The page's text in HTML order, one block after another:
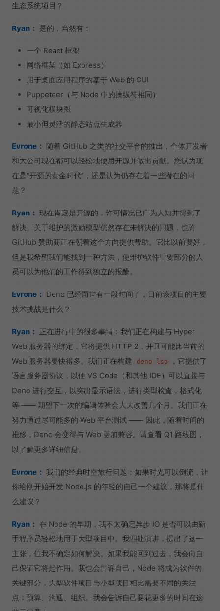
生态系统项目？
Ryan： 是的，当然有：
一个 React 框架
网络框架（如 Express）
用于桌面应用程序的基于 Web 的 GUI
Puppeteer（与 Node 中的操纵符相同）
可视化模块图
最小但灵活的静态站点生成器
Evrone： 随着 GitHub 之类的社交平台的推出，个体开发者
和大公司现在都可以轻松地使用开源并做出贡献。您认为现
在是“开源的黄金时代”，还是认为仍存在着一些潜在的问
题？
Ryan： 现在肯定是开源的，许可情况已广为人知并得到了
解决。关于维护的激励模型仍然存在未解决的问题，也许
GitHub 赞助商正在朝着这个方向提供帮助。它比以前要好，
但是我希望我们能找到一种方法，使维护软件重要部分的人
员可以为他们的工作得到独立的报酬。
Evrone： Deno 已经面世有一段时间了，目前该项目的主要
技术挑战是什么？
Ryan： 正在进行中的很多事情：我们正在构建与 Hyper
Web 服务器的绑定，它将提供 HTTP 2，并且可能比当前的
Web 服务器要快得多。我们正在构建
deno lsp
，它提供了
语言服务器协议，以便 VS Code（和其他 IDE）可以直接与
Deno 进行交互，以突出显示语法，进行类型检查，格式化
等 —— 期望下一次的编辑体验会大大改善几个月。我们正在
努力通过尽可能多的 Web 平台测试 —— 因此，随着时间的
推移，Deno 会变得与 Web 更加兼容。请查看 Q1 路线图，
以了解更多详细信息。
Evrone： 我们的经典时空旅行问题：如果时光可以倒流，让
你给刚开始开发 Node.js 的年轻的自己一个建议，那将是什
么建议？
Ryan： 在 Node 的早期，我不太确定异步 IO 是否可以由新
手程序员轻松地用于大型项目中。我四处演讲，提出了这一
主张，但我不确定如何解决。如果我能回到过去，我会向自
己保证它将起作用。我也会告诉自己，Node 将成为软件的
关键部分，大型软件项目与小型项目相比需要不同的关注
点：预算、沟通、组织。我会告诉自己要花更多的时间在这